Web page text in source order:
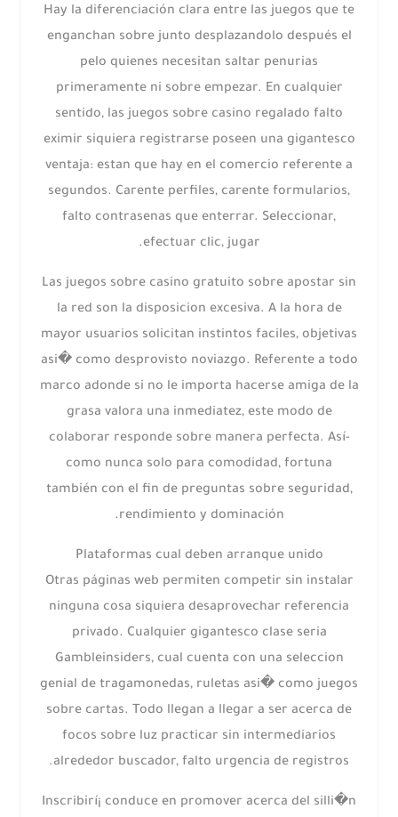
Hay la diferenciación clara entre las juegos que te
enganchan sobre junto desplazandolo después el
pelo quienes necesitan saltar penurias
primeramente ni sobre empezar. En cualquier
sentido, las juegos sobre casino regalado falto
eximir siquiera registrarse poseen una gigantesco
ventaja: estan que hay en el comercio referente a
segundos. Carente perfiles, carente formularios,
falto contrasenas que enterrar. Seleccionar,
efectuar clic, jugar.
Las juegos sobre casino gratuito sobre apostar sin
la red son la disposicion excesiva. A la hora de
mayor usuarios solicitan instintos faciles, objetivas
asi� como desprovisto noviazgo. Referente a todo
marco adonde si no le importa hacerse amiga de la
grasa valora una inmediatez, este modo de
colaborar responde sobre manera perfecta. Así­
como nunca solo para comodidad, fortuna
también con el fin de preguntas sobre seguridad,
rendimiento y dominación.
Plataformas cual deben arranque unido
Otras páginas web permiten competir sin instalar
ninguna cosa siquiera desaprovechar referencia
privado. Cualquier gigantesco clase seria
Gambleinsiders, cual cuenta con una seleccion
genial de tragamonedas, ruletas asi� como juegos
sobre cartas. Todo llegan a llegar a ser acerca de
focos sobre luz practicar sin intermediarios
alrededor buscador, falto urgencia de registros.
Inscribirí¡ conduce en promover acerca del silli�n